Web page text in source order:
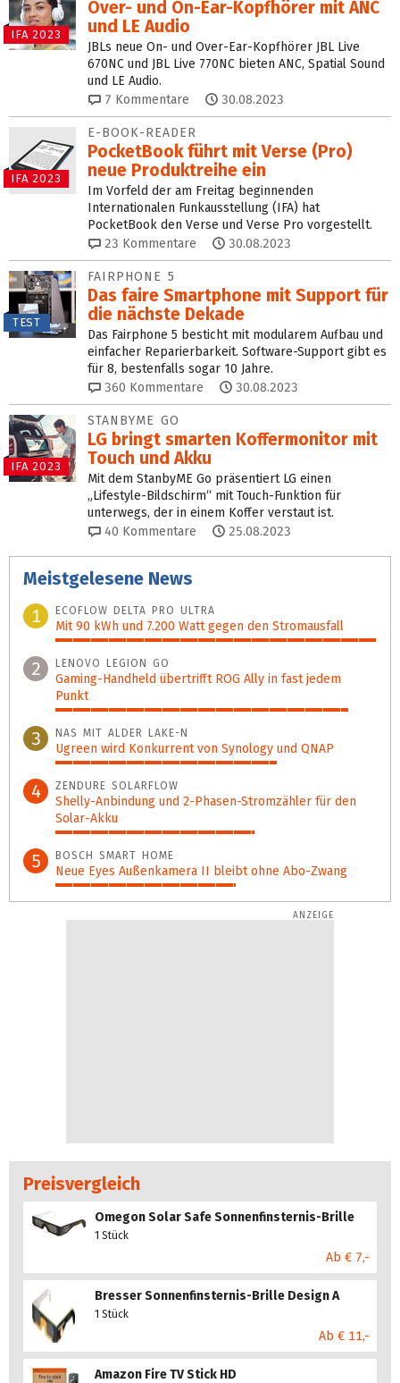
IFA 2023
Over- und On-Ear-Kopfhörer mit ANC
und LE Audio
JBLs neue On- und Over-Ear-Kopfhörer JBL Live
670NC und JBL Live 770NC bieten ANC, Spatial Sound
und LE Audio.
7 Kommentare 30.08.2023
IFA 2023
E-BOOK-READER
PocketBook führt mit Verse (Pro)
neue Produktreihe ein
Im Vorfeld der am Freitag beginnenden
Internationalen Funkausstellung (IFA) hat
PocketBook den Verse und Verse Pro vorgestellt.
23 Kommentare 30.08.2023
TEST
FAIRPHONE 5
Das faire Smartphone mit Support für
die nächste Dekade
Das Fairphone 5 besticht mit modularem Aufbau und
einfacher Reparierbarkeit. Software-Support gibt es
für 8, bestenfalls sogar 10 Jahre.
360 Kommentare 30.08.2023
IFA 2023
STANBYME GO
LG bringt smarten Koffermonitor mit
Touch und Akku
Mit dem StanbyME Go präsentiert LG einen
„Lifestyle-Bildschirm“ mit Touch-Funktion für
unterwegs, der in einem Koffer verstaut ist.
40 Kommentare 25.08.2023
Meistgelesene News
1
ECOFLOW DELTA PRO ULTRA
Mit 90 kWh und 7.200 Watt gegen den Stromausfall
100%
2 LENOVO LEGION GO
Gaming-Handheld übertrifft ROG Ally in fast jedem
Punkt
91%
3 NAS MIT ALDER LAKE-N
Ugreen wird Konkurrent von Synology und QNAP
69%
4 ZENDURE SOLARFLOW
Shelly-Anbindung und 2-Phasen-Stromzähler für den
Solar-Akku
62%
5 BOSCH SMART HOME
Neue Eyes Außenkamera II bleibt ohne Abo-Zwang
56%
Preisvergleich
Omegon Solar Safe Sonnenfinsternis-Brille
1 Stück
Ab € 7,-
Bresser Sonnenfinsternis-Brille Design A
1 Stück
Ab € 11,-
Amazon Fire TV Stick HD